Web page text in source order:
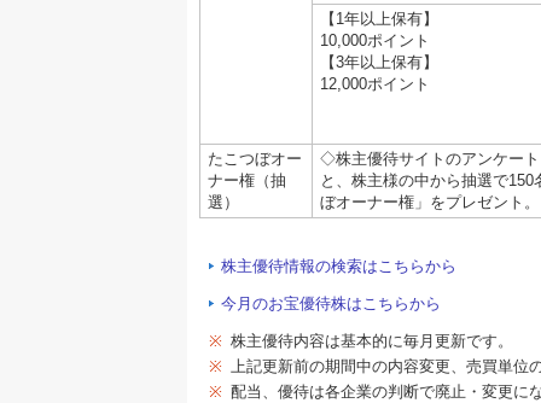
【1年以上保有】
10,000ポイント
【3年以上保有】
12,000ポイント
たこつぼオー
ナー権（抽
選）
◇株主優待サイトのアンケー
と、株主様の中から抽選で150
ぼオーナー権」をプレゼント。
株主優待情報の検索はこちらから
今月のお宝優待株はこちらから
※ 株主優待内容は基本的に毎月更新です。
※ 上記更新前の期間中の内容変更、売買単位
※ 配当、優待は各企業の判断で廃止・変更に